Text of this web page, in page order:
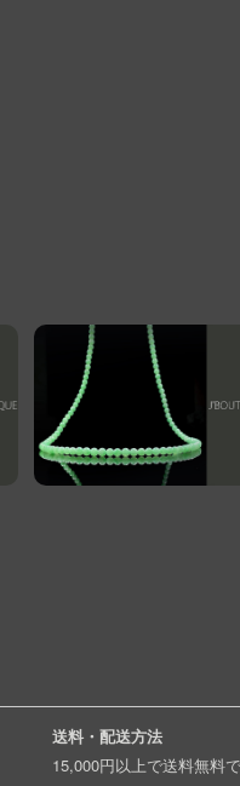
送料・配送方法
15,000円以上で送料無料で